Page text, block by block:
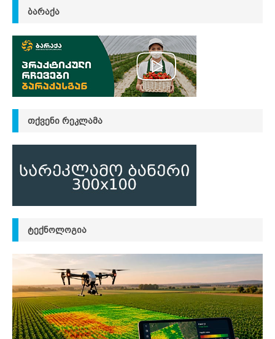
ᲑᲐᲠᲐᲥᲐ
ᲗᲥᲕᲔᲜᲘ ᲠᲔᲙᲚᲐᲛᲐ
ᲢᲔᲥᲜᲝᲚᲝᲒᲘᲐ